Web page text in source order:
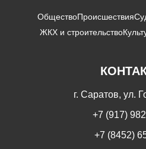
ОбществоПроисшествия
ЖКХ и строительство
г. Саратов, ул.
+7 (917)
+7 (8452)